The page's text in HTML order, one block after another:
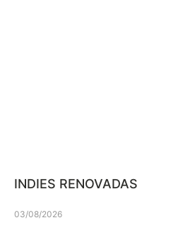
INDIES RENOVADAS
03/08/2026